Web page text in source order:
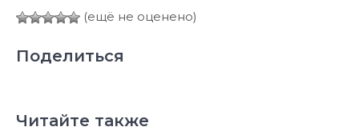
(ещё не оценено)
Поделиться
Читайте также